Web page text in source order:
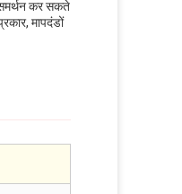
कर सकते
मापदंडों